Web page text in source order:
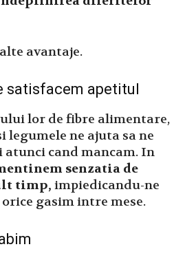
avantaje.
satisfacem apetitul
lor de fibre alimentare,
legumele ne ajuta sa ne
cand mancam. In
senzatia de
timp, impiedicandu-ne
gasim intre mese.